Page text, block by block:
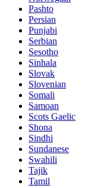
Pashto
Persian
Punjabi
Serbian
Sesotho
Sinhala
Slovak
Slovenian
Somali
Samoan
Scots Gaelic
Shona
Sindhi
Sundanese
Swahili
Tajik
Tamil